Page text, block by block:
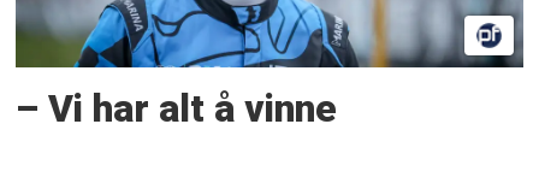
– Vi har alt å vinne